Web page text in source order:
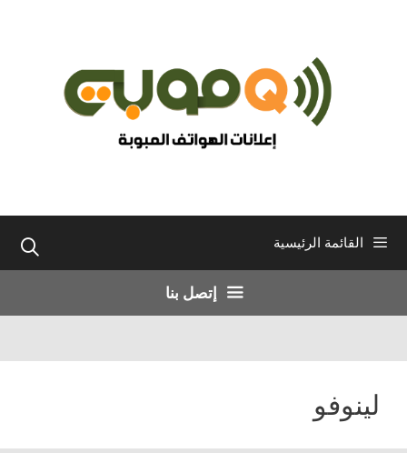
القائمة الرئيسية
إتصل بنا
لينوفو